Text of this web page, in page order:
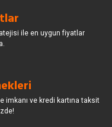
ile en uygun fiyatlar
imkanı ve kredi kartına taksit